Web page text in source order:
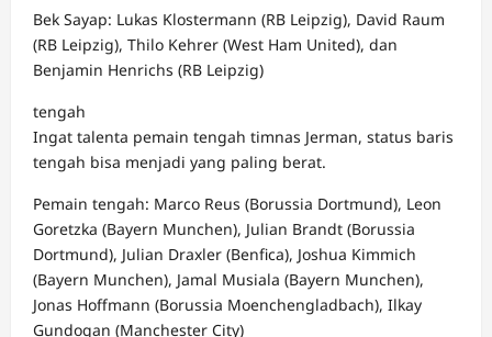
Bek Sayap: Lukas Klostermann (RB Leipzig), David Raum
(RB Leipzig), Thilo Kehrer (West Ham United), dan
Benjamin Henrichs (RB Leipzig)
tengah
Ingat talenta pemain tengah timnas Jerman, status baris
tengah bisa menjadi yang paling berat.
Pemain tengah: Marco Reus (Borussia Dortmund), Leon
Goretzka (Bayern Munchen), Julian Brandt (Borussia
Dortmund), Julian Draxler (Benfica), Joshua Kimmich
(Bayern Munchen), Jamal Musiala (Bayern Munchen),
Jonas Hoffmann (Borussia Moenchengladbach), Ilkay
Gundogan (Manchester City)